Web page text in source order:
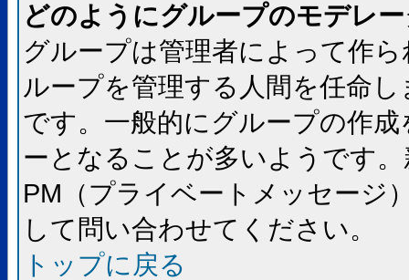
どのようにグループのモデレ
グループは管理者によって作
ループを管理する人間を任命
です。一般的にグループの作
ーとなることが多いようです
PM（プライベートメッセージ
して問い合わせてください。
トップに戻る